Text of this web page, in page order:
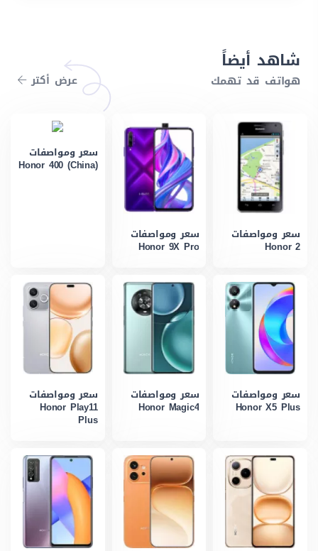
شاهد أيضاً
هواتف قد تهمك عرض أكتر
سعر ومواصفات
Honor 2
سعر ومواصفات
Honor 9X Pro
سعر ومواصفات
Honor 400 (China)
سعر ومواصفات
Honor X5 Plus
سعر ومواصفات
Honor Magic4
سعر ومواصفات
Honor Play11
Plus